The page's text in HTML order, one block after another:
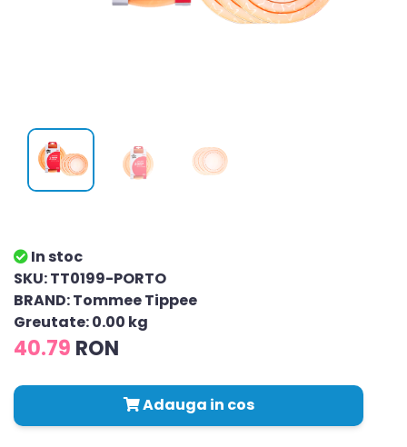
In stoc
SKU: TT0199-PORTO
BRAND: Tommee Tippee
Greutate: 0.00 kg
40.79 RON
Adauga in cos